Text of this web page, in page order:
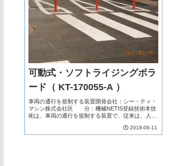
可動式・ソフトライジングボラ
ード（ KT-170055-A ）
車両の通行を規制する装置開発会社：シー・ティ・
マシン株式会社区 分：機械NETIS登録技術本技
術は、車両の通行を規制する装置で、従来は、人手
術の活用により、車両・歩行者との衝突・接触時に
2018-06-11